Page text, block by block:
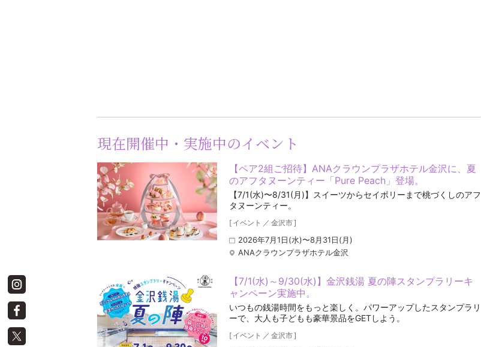
現在開催中・実施中のイベント
【ペア2組ご招待】ANAクラウンプラザホテル金沢に、夏
のアフタヌーンティー「Pure Peach」登場。
【7/1(水)〜8/31(月)】スイーツからセイボリーまで桃づくしのアフ
タヌーンティー。
[ イベント ／ 金沢市]
2026年7月1日(水)〜8月31日(月)
ANAクラウンプラザホテル金沢
【7/1(水)～9/30(水)】金沢銭湯 夏の陣スタンプラリーキ
ャンペーン実施中。
いつもの銭湯時間をもっと楽しく。パワーアップしたスタンプラリ
ーで、大人も子どもも豪華景品をGETしよう。
[ イベント ／ 金沢市]